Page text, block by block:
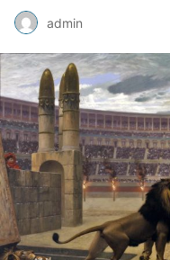
admin